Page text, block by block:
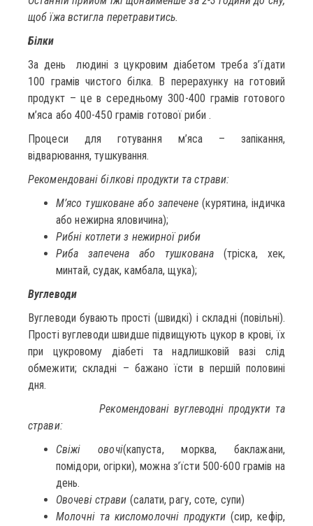
щоб їжа встигла перетравитись.
Білки
За день людині з цукровим діабетом треба з’їдати
100 грамів чистого білка. В перерахунку на готовий
продукт – це в середньому 300-400 грамів готового
м’яса або 400-450 грамів готової риби .
Процеси для готування м’яса – запікання,
відварювання, тушкування.
Рекомендовані білкові продукти та страви:
М’ясо тушковане або запечене (курятина, індичка
або нежирна яловичина);
Рибні котлети з нежирної риби
Риба запечена або тушкована (тріска, хек,
минтай, судак, камбала, щука);
Вуглеводи
Вуглеводи бувають прості (швидкі) і складні (повільні).
Прості вуглеводи швидше підвищують цукор в крові, їх
при цукровому діабеті та надлишковій вазі слід
обмежити; складні – бажано їсти в першій половині
дня.
Рекомендовані вуглеводні продукти та
страви:
Свіжі овочі(капуста, морква, баклажани,
помідори, огірки), можна з’їсти 500-600 грамів на
день.
Овочеві страви (салати, рагу, соте, супи)
Молочні та кисломолочні продукти(сир, кефір,